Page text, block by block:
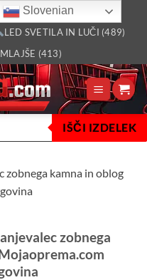
(2805)
LED SVETILA IN LUČI (489)
(413)
IŠČI IZDELEK
zobnega
Slovenian